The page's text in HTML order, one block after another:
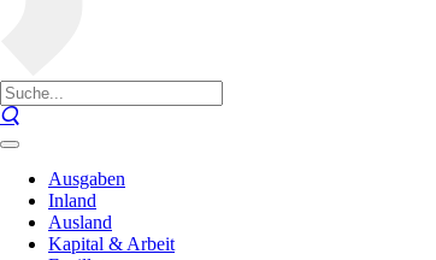
Ausgaben
Inland
Ausland
Kapital & Arbeit